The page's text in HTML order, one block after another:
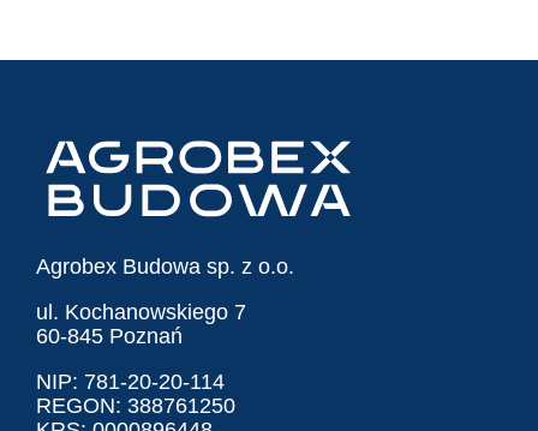
Agrobex Budowa sp. z o.o.
ul. Kochanowskiego 7
60-845 Poznań
NIP: 781-20-20-114
REGON: 388761250